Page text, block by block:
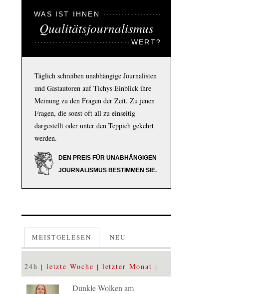
WAS IST IHNEN
Qualitätsjournalismus
WERT?
Täglich schreiben unabhängige Journalisten
und Gastautoren auf Tichys Einblick ihre
Meinung zu den Fragen der Zeit. Zu jenen
Fragen, die sonst oft all zu einseitig
dargestellt oder unter den Teppich gekehrt
werden.
DEN PREIS FÜR UNABHÄNGIGEN
JOURNALISMUS BESTIMMEN SIE.
MEISTGELESEN NEU
24h letzte Woche letzter Monat
Dunkle Wolken am